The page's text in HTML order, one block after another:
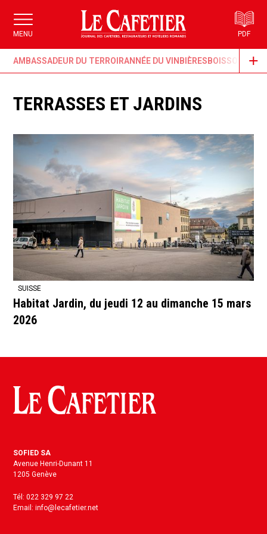
MENU PDF
AMBASSADEUR DU TERROIRANNÉE DU VINBIÈRESBOISSONS &
TERRASSES ET JARDINS
SUISSE
Habitat Jardin, du jeudi 12 au dimanche 15 mars
2026
SOFIED SA
Avenue Henri-Dunant 11
1205 Genève
Tél: 022 329 97 22
Email: info@lecafetier.net